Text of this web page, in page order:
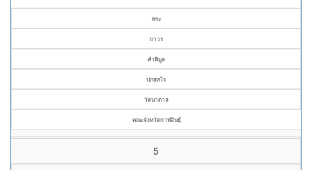
พระ
ถาวร
คำพิมูล
ปภสฺสโร
วัดนาตาล
คณะจังหวัดกาฬสินธุ์
5